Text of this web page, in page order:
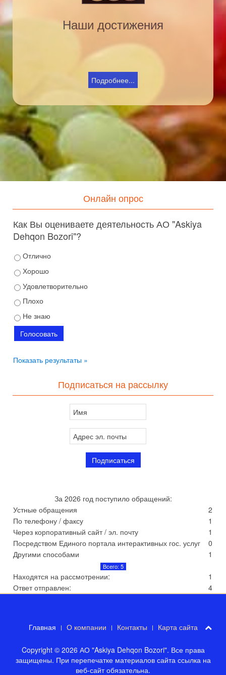
Наши достижения
Подробнее...
Онлайн опрос
Как Вы оцениваете деятельность АО "Askiya
Dehqon Bozori"?
Отлично
Хорошо
Удовлетворительно
Плохо
Не знаю
Показать результаты »
Подписаться на рассылку
За 2026 год поступило обращений:
Устные обращения
2
По телефону / факсу
1
Через корпоративный сайт / эл. почту
1
Посредством Единого портала интерактивных гос. услуг
0
Другими способами
1
Всего: 5
Находятся на рассмотрении:
1
Ответ отправлен:
4
Главная О компании Контакты Карта сайта
Copyright © 2026 АО "Askiya Dehqon Bozori". Все права
защищены. При перепечатке материалов сайта ссылка на
веб-сайт обязательна.